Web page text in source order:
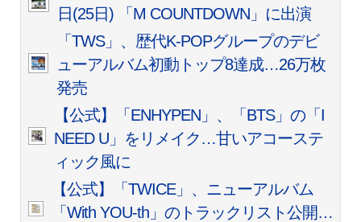
日(25日) 「M COUNTDOWN」に出演
「TWS」、歴代K-POPグループのデビ
ューアルバム初動トップ8達成…26万枚
発売
【公式】「ENHYPEN」、「BTS」の「I
NEED U」をリメイク…甘いアコーステ
ィック風に
【公式】「TWICE」、ニューアルバム
「With YOU-th」のトラックリスト公開…